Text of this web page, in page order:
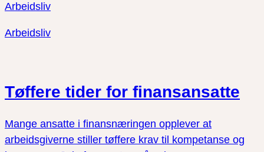
Arbeidsliv
Arbeidsliv
Tøffere tider for finansansatte
Mange ansatte i finansnæringen opplever at
arbeidsgiverne stiller tøffere krav til kompetanse og